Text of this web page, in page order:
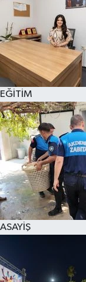
EĞİTİM
ASAYİŞ